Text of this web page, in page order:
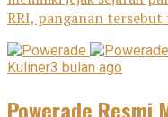
RRI, panganan
Kuliner3 bulan ago
Powerade Resmi